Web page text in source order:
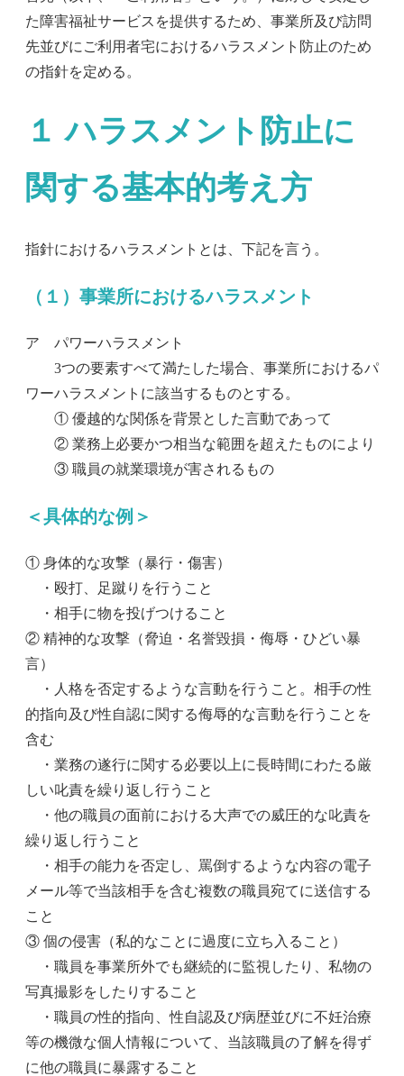
た障害福祉サービスを提供するため、事業所及び訪問
先並びにご利用者宅におけるハラスメント防止のため
の指針を定める。
１ ハラスメント防止に
関する基本的考え方
指針におけるハラスメントとは、下記を言う。
（１）事業所におけるハラスメント
ア パワーハラスメント
3つの要素すべて満たした場合、事業所におけるパ
ワーハラスメントに該当するものとする。
① 優越的な関係を背景とした言動であって
② 業務上必要かつ相当な範囲を超えたものにより
③ 職員の就業環境が害されるもの
＜具体的な例＞
① 身体的な攻撃（暴行・傷害）
・殴打、足蹴りを行うこと
・相手に物を投げつけること
② 精神的な攻撃（脅迫・名誉毀損・侮辱・ひどい暴
言）
・人格を否定するような言動を行うこと。相手の性
的指向及び性自認に関する侮辱的な言動を行うことを
含む
・業務の遂行に関する必要以上に長時間にわたる厳
しい叱責を繰り返し行うこと
・他の職員の面前における大声での威圧的な叱責を
繰り返し行うこと
・相手の能力を否定し、罵倒するような内容の電子
メール等で当該相手を含む複数の職員宛てに送信する
こと
③ 個の侵害（私的なことに過度に立ち入ること）
・職員を事業所外でも継続的に監視したり、私物の
写真撮影をしたりすること
・職員の性的指向、性自認及び病歴並びに不妊治療
等の機微な個人情報について、当該職員の了解を得ず
に他の職員に暴露すること